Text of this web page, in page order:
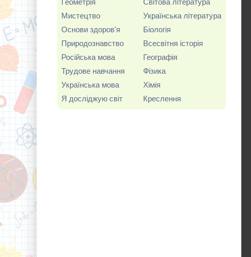
Геометрія
Мистецтво
Основи здоров'я
Природознавство
Російська мова
Трудове навчання
Українська мова
Я досліджую світ
Світова література
Українська література
Біологія
Всесвітня історія
Географія
Фізика
Хімія
Креслення